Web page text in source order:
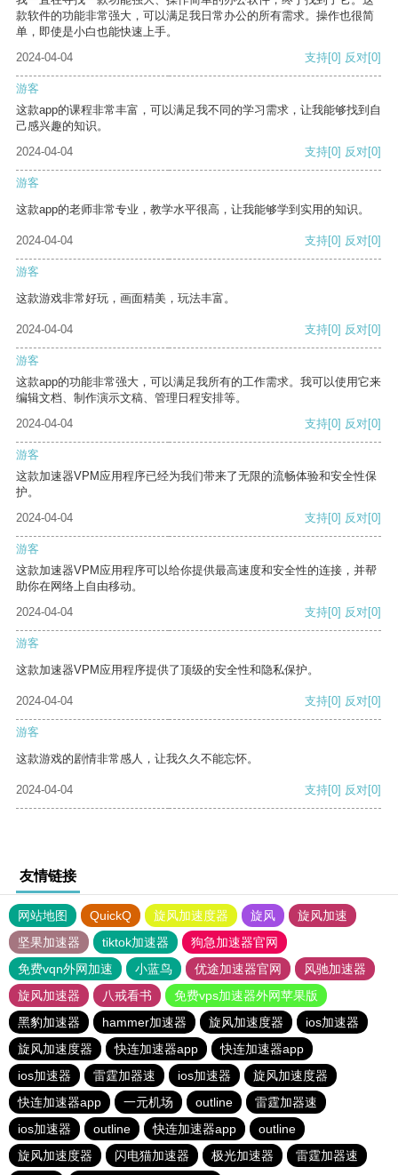
款软件的功能非常强大，可以满足我日常办公的所有需求。操作也很简
单，即使是小白也能快速上手。
2024-04-04
支持[0] 反对[0]
游客
这款app的课程非常丰富，可以满足我不同的学习需求，让我能够找到自
己感兴趣的知识。
2024-04-04
支持[0] 反对[0]
游客
这款app的老师非常专业，教学水平很高，让我能够学到实用的知识。
2024-04-04 支持[0] 反对[0]
游客
这款游戏非常好玩，画面精美，玩法丰富。
2024-04-04 支持[0] 反对[0]
游客
这款app的功能非常强大，可以满足我所有的工作需求。我可以使用它来
编辑文档、制作演示文稿、管理日程安排等。
2024-04-04
支持[0] 反对[0]
游客
这款加速器VPM应用程序已经为我们带来了无限的流畅体验和安全性保
护。
2024-04-04
支持[0] 反对[0]
游客
这款加速器VPM应用程序可以给你提供最高速度和安全性的连接，并帮
助你在网络上自由移动。
2024-04-04
支持[0] 反对[0]
游客
这款加速器VPM应用程序提供了顶级的安全性和隐私保护。
2024-04-04 支持[0] 反对[0]
游客
这款游戏的剧情非常感人，让我久久不能忘怀。
2024-04-04 支持[0] 反对[0]
友情链接
网站地图 QuickQ 旋风加速度器 旋风
旋风加速
坚果加速器
tiktok加速器
狗急加速器官网
免费vqn外网加速
小蓝鸟 优途加速器官网
风驰加速器
旋风加速器
八戒看书
免费vps加速器外网苹果版
黑豹加速器
hammer加速器 旋风加速度器
ios加速器
旋风加速度器
快连加速器app
快连加速器app
ios加速器
雷霆加器速 ios加速器
旋风加速度器
快连加速器app
一元机场 outline
雷霆加器速
ios加速器
outline 快连加速器app
outline
旋风加速度器
闪电猫加速器 极光加速器 雷霆加器速